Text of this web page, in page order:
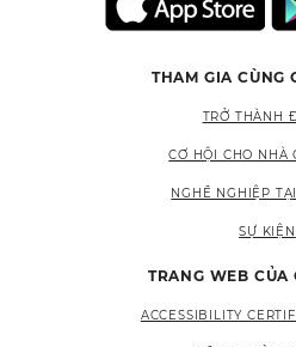
THAM GIA CÙNG
TRỞ THÀNH
CƠ HỘI CHO NHÀ
NGHỀ NGHIỆP
SỰ KIỆN
TRANG WEB CỦA
ACCESSIBILITY